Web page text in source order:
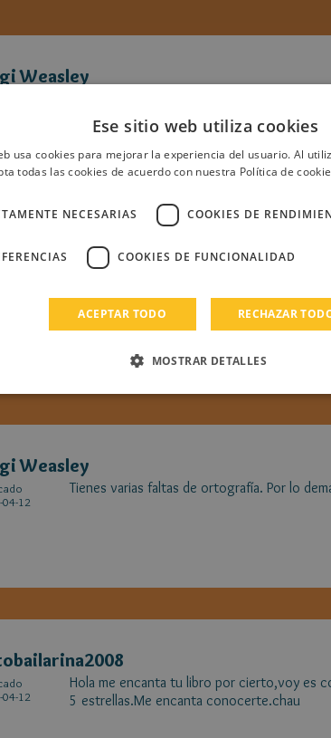
Weasley
Wow esta muy chulo noichi love
a ti.
Weasley
04-12
Tienes varias faltas de ortografía. Por lo
04-12
Hola me encanta tu libro por cierto,voy es
5 estrellas.Me encanta conocerte.chau
Ese sitio web utiliza cookies
usa cookies para mejorar la experiencia del usuario. Al
todas las cookies de acuerdo con nuestra Política de
NECESARIAS COOKIES DE
COOKIES DE FUNCIONALIDAD
ACEPTAR TODO RECHAZAR
MOSTRAR DETALLES